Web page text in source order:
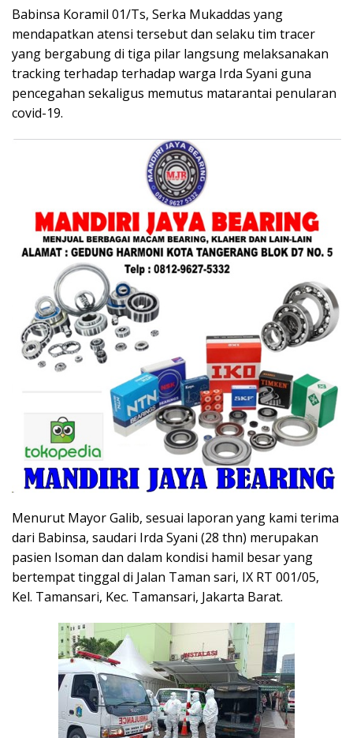
Babinsa Koramil 01/Ts, Serka Mukaddas yang
mendapatkan atensi tersebut dan selaku tim tracer
yang bergabung di tiga pilar langsung melaksanakan
tracking terhadap terhadap warga Irda Syani guna
pencegahan sekaligus memutus matarantai penularan
covid-19.
Menurut Mayor Galib, sesuai laporan yang kami terima
dari Babinsa, saudari Irda Syani (28 thn) merupakan
pasien Isoman dan dalam kondisi hamil besar yang
bertempat tinggal di Jalan Taman sari, IX RT 001/05,
Kel. Tamansari, Kec. Tamansari, Jakarta Barat.